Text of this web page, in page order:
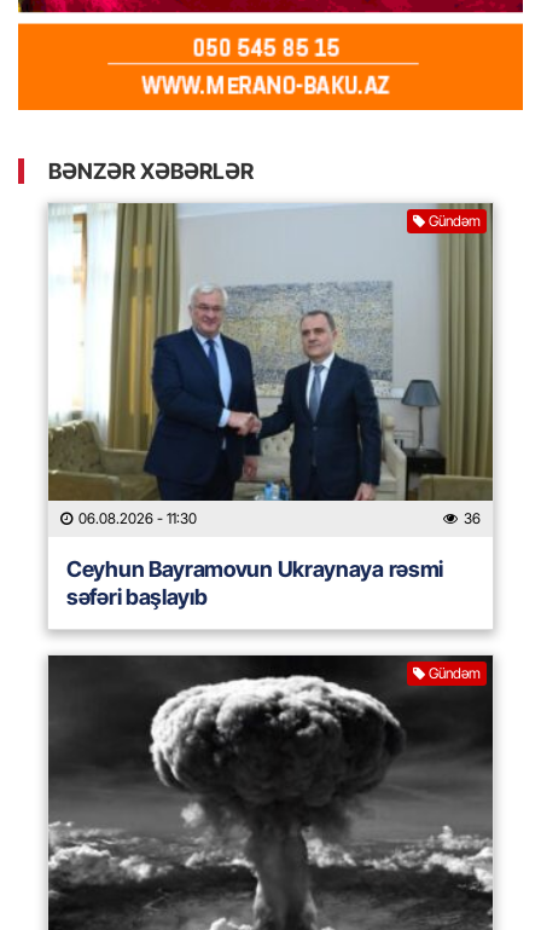
BƏNZƏR XƏBƏRLƏR
Gündəm
06.08.2026 - 11:30 36
Ceyhun Bayramovun Ukraynaya rəsmi
səfəri başlayıb
Gündəm